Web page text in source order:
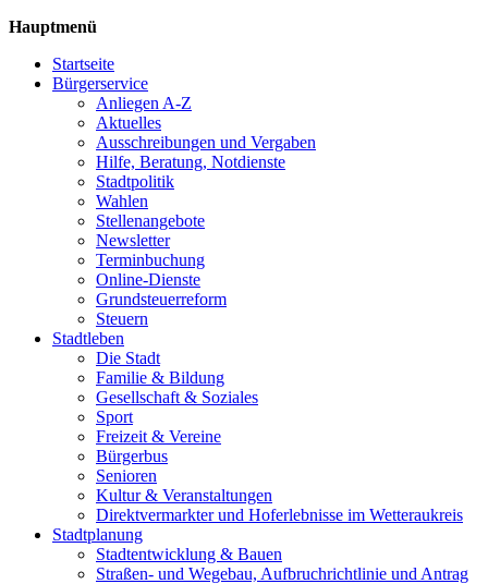
Hauptmenü
Startseite
Bürgerservice
Anliegen A-Z
Aktuelles
Ausschreibungen und Vergaben
Hilfe, Beratung, Notdienste
Stadtpolitik
Wahlen
Stellenangebote
Newsletter
Terminbuchung
Online-Dienste
Grundsteuerreform
Steuern
Stadtleben
Die Stadt
Familie & Bildung
Gesellschaft & Soziales
Sport
Freizeit & Vereine
Bürgerbus
Senioren
Kultur & Veranstaltungen
Direktvermarkter und Hoferlebnisse im Wetteraukreis
Stadtplanung
Stadtentwicklung & Bauen
Straßen- und Wegebau, Aufbruchrichtlinie und Antrag